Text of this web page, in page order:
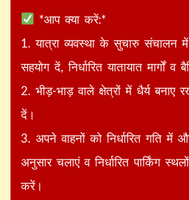
*आप क्या करें:*
1. यात्रा व्यवस्था के सुचारु संचालन
सहयोग दें, निर्धारित यातायात मार्गों
2. भीड़-भाड़ वाले क्षेत्रों में धैर्य बनाए
दें।
3. अपने वाहनों को निर्धारित गति में
अनुसार चलाएं व निर्धारित पार्किंग
करें।